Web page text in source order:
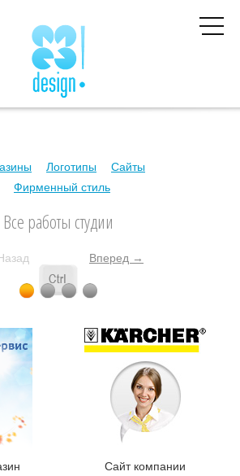
Логотипы
Сайты
Фирменный стиль
Все работы студии
Вперед →
Сайт компании